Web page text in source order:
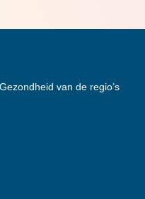
van de regio’s